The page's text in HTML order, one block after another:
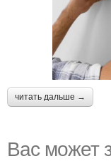
читать дальше →
Вас может